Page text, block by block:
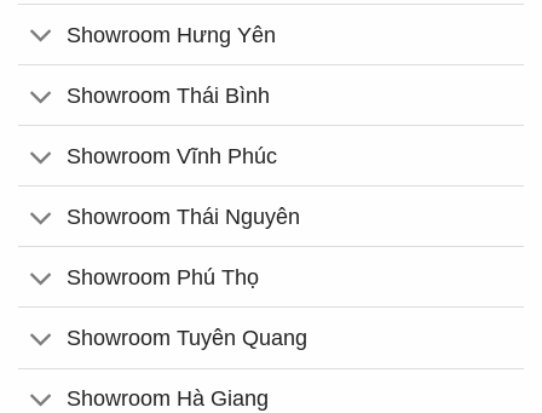
Showroom Hưng Yên
Showroom Thái Bình
Showroom Vĩnh Phúc
Showroom Thái Nguyên
Showroom Phú Thọ
Showroom Tuyên Quang
Showroom Hà Giang